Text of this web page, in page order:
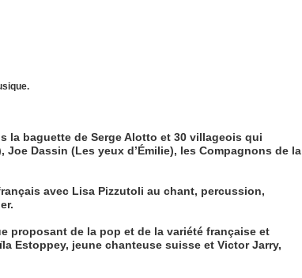
.
la baguette de Serge Alotto et 30 villageois qui
Dassin (Les yeux d’Émilie), les Compagnons de la
avec Lisa Pizzutoli au chant, percussion,
proposant de la pop et de la variété française et
Estoppey, jeune chanteuse suisse et Victor Jarry,